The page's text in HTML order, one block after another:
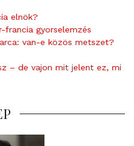
elnök?
francia gyorselemzés
van-e közös metszet?
– de vajon mit jelent ez, mi